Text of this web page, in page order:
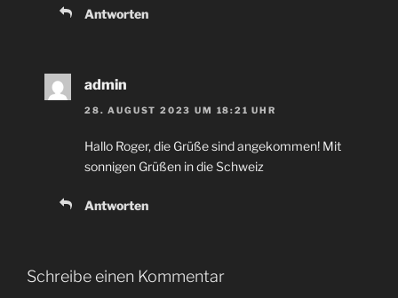
Antworten
admin
28. AUGUST 2023 UM 18:21 UHR
Hallo Roger, die Grüße sind angekommen! Mit
sonnigen Grüßen in die Schweiz
Antworten
Schreibe einen Kommentar